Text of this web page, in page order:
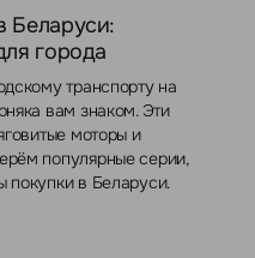
Беларуси:
города
транспорту на
вам знаком. Эти
моторы и
популярные серии,
покупки в Беларуси.